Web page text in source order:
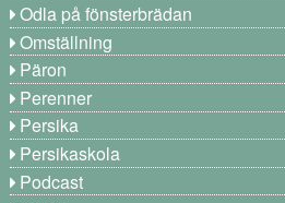
Odla på fönsterbrädan
Omställning
Päron
Perenner
Persika
Persikaskola
Podcast